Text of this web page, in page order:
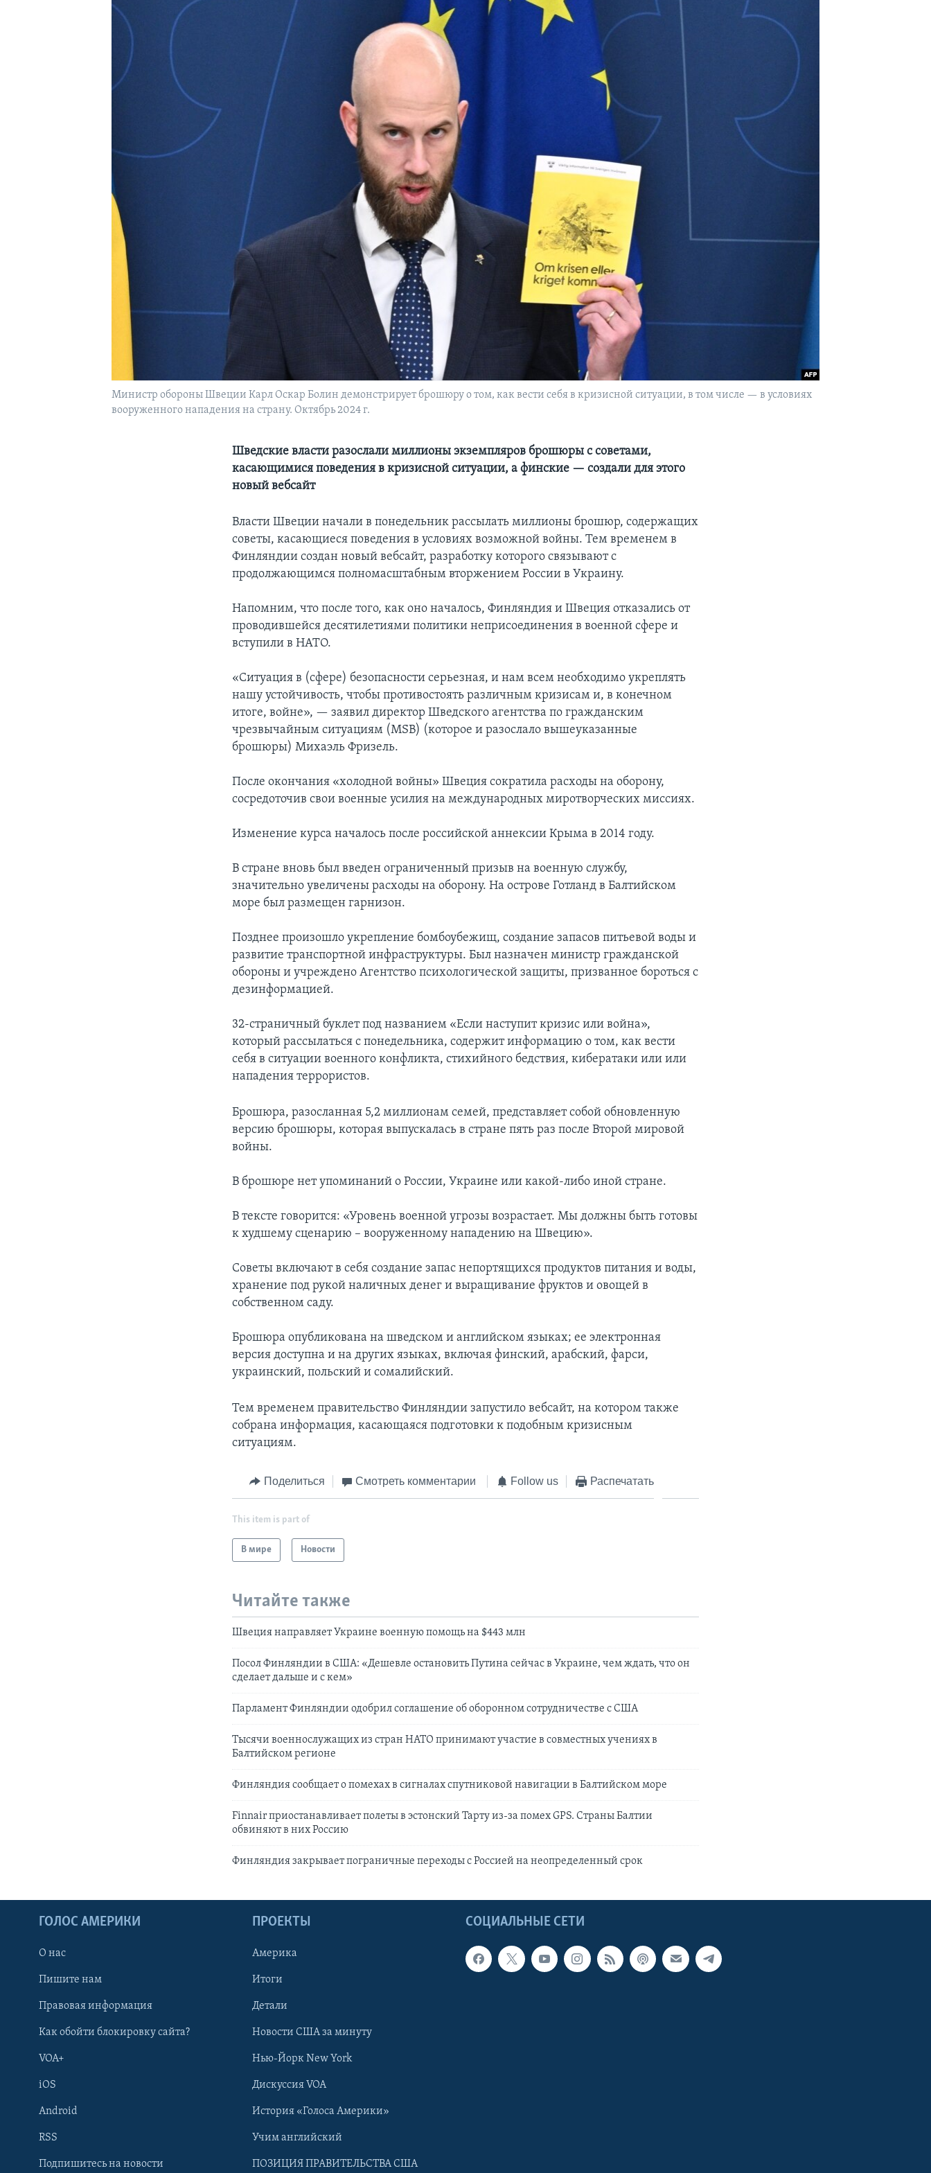
Learning English
Министр обороны Швеции Карл Оскар Болин демонстрирует брошюру о том, как вести себя в кризисной ситуации, в том числе — в условиях
вооруженного нападения на страну. Октябрь 2024 г.
Шведские власти разослали миллионы экземпляров брошюры с советами,
касающимися поведения в кризисной ситуации, а финские — создали для этого
новый вебсайт
Власти Швеции начали в понедельник рассылать миллионы брошюр, содержащих
советы, касающиеся поведения в условиях возможной войны. Тем временем в
Финляндии создан новый вебсайт, разработку которого связывают с
продолжающимся полномасштабным вторжением России в Украину.
Напомним, что после того, как оно началось, Финляндия и Швеция отказались от
проводившейся десятилетиями политики неприсоединения в военной сфере и
вступили в НАТО.
«Ситуация в (сфере) безопасности серьезная, и нам всем необходимо укреплять
нашу устойчивость, чтобы противостоять различным кризисам и, в конечном
итоге, войне», — заявил директор Шведского агентства по гражданским
чрезвычайным ситуациям (MSB) (которое и разослало вышеуказанные
брошюры) Михаэль Фризель.
После окончания «холодной войны» Швеция сократила расходы на оборону,
сосредоточив свои военные усилия на международных миротворческих миссиях.
Изменение курса началось после российской аннексии Крыма в 2014 году.
В стране вновь был введен ограниченный призыв на военную службу,
значительно увеличены расходы на оборону. На острове Готланд в Балтийском
море был размещен гарнизон.
Позднее произошло укрепление бомбоубежищ, создание запасов питьевой воды и
развитие транспортной инфраструктуры. Был назначен министр гражданской
обороны и учреждено Агентство психологической защиты, призванное бороться с
дезинформацией.
32-страничный буклет под названием «Если наступит кризис или война»,
который рассылаться с понедельника, содержит информацию о том, как вести
себя в ситуации военного конфликта, стихийного бедствия, кибератаки или или
нападения террористов.
Брошюра, разосланная 5,2 миллионам семей, представляет собой обновленную
версию брошюры, которая выпускалась в стране пять раз после Второй мировой
войны.
В брошюре нет упоминаний о России, Украине или какой-либо иной стране.
В тексте говорится: «Уровень военной угрозы возрастает. Мы должны быть готовы
к худшему сценарию – вооруженному нападению на Швецию».
Советы включают в себя создание запас непортящихся продуктов питания и воды,
хранение под рукой наличных денег и выращивание фруктов и овощей в
собственном саду.
Брошюра опубликована на шведском и английском языках; ее электронная
версия доступна и на других языках, включая финский, арабский, фарси,
украинский, польский и сомалийский.
Тем временем правительство Финляндии запустило вебсайт, на котором также
собрана информация, касающаяся подготовки к подобным кризисным
ситуациям.
Поделиться Смотреть комментарии Follow us Распечатать
This item is part of
В мире Новости
Читайте также
Швеция направляет Украине военную помощь на $443 млн
Посол Финляндии в США: «Дешевле остановить Путина сейчас в Украине, чем ждать, что он
сделает дальше и с кем»
Парламент Финляндии одобрил соглашение об оборонном сотрудничестве с США
Тысячи военнослужащих из стран НАТО принимают участие в совместных учениях в
Балтийском регионе
Финляндия сообщает о помехах в сигналах спутниковой навигации в Балтийском море
Finnair приостанавливает полеты в эстонский Тарту из-за помех GPS. Cтраны Балтии
обвиняют в них Россию
Финляндия закрывает пограничные переходы с Россией на неопределенный срок
СОЦИАЛЬНЫЕ СЕТИ
ГОЛОС АМЕРИКИ
О нас
Пишите нам
Правовая информация
Как обойти блокировку сайта?
VOA+
iOS
Android
RSS
Подпишитесь на новости
ПРОЕКТЫ
Америка
Итоги
Детали
Новости США за минуту
Нью-Йорк New York
Дискуссия VOA
История «Голоса Америки»
Учим английский
ПОЗИЦИЯ ПРАВИТЕЛЬСТВА США